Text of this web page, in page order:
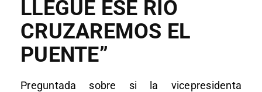
LLEGUE ESE RÍO
CRUZAREMOS EL
PUENTE”
Preguntada sobre si la vicepresidenta